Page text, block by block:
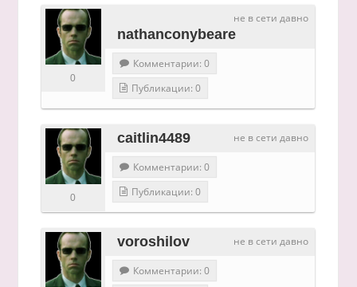
не в сети давно
nathanconybeare
0
Комментарии: 0
Публикации: 0
не в сети давно
caitlin4489
0
Комментарии: 0
Публикации: 0
не в сети давно
voroshilov
Комментарии: 0